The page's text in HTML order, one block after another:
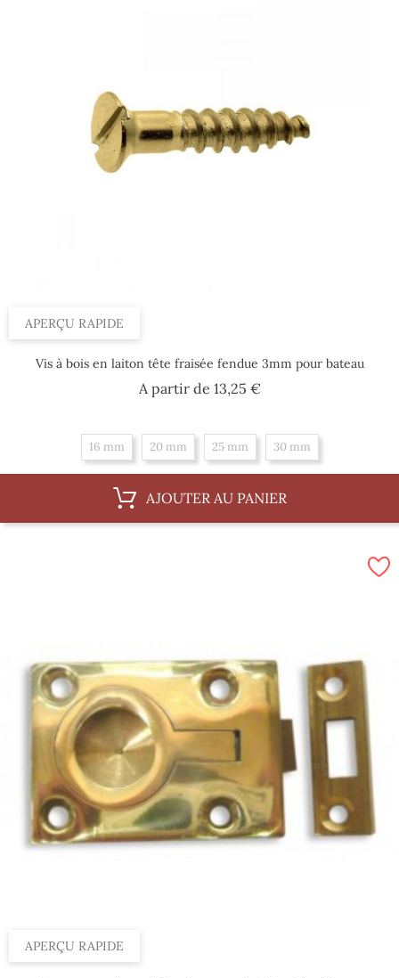
APERÇU RAPIDE
Vis à bois en laiton tête fraisée fendue 3mm pour bateau
A partir de 13,25 €Prix
16 mm 20 mm 25 mm 30 mm
AJOUTER AU PANIER
APERÇU RAPIDE